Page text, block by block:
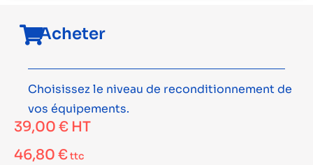
Acheter
Choisissez le niveau de reconditionnement de
vos équipements.
39,00 € HT
46,80 €ttc